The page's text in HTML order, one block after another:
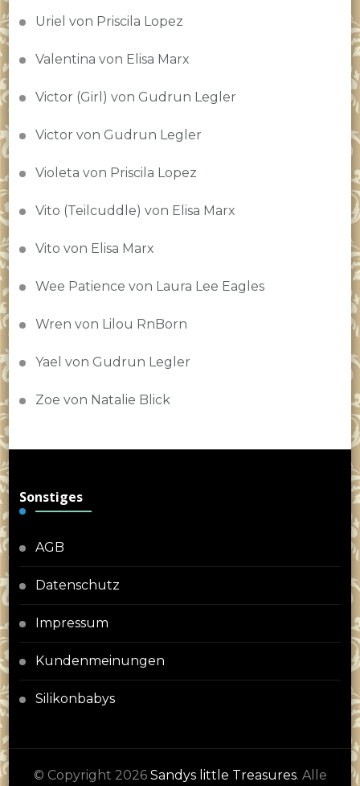
Uriel von Priscila Lopez
Valentina von Elisa Marx
Victor (Girl) von Gudrun Legler
Victor von Gudrun Legler
Violeta von Priscila Lopez
Vito (Teilcuddle) von Elisa Marx
Vito von Elisa Marx
Wee Patience von Laura Lee Eagles
Wren von Lilou RnBorn
Yael von Gudrun Legler
Zoe von Natalie Blick
Sonstiges
AGB
Datenschutz
Impressum
Kundenmeinungen
Silikonbabys
© Copyright 2026 Sandys little Treasures. Alle